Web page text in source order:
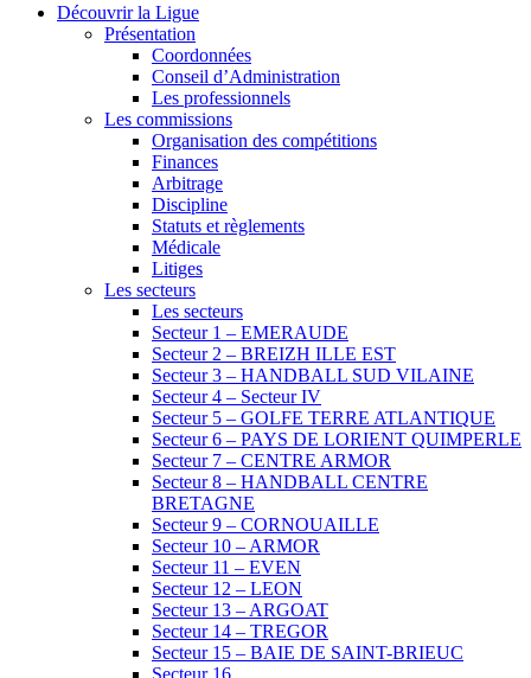
Découvrir la Ligue
Présentation
Coordonnées
Conseil d’Administration
Les professionnels
Les commissions
Organisation des compétitions
Finances
Arbitrage
Discipline
Statuts et règlements
Médicale
Litiges
Les secteurs
Les secteurs
Secteur 1 – EMERAUDE
Secteur 2 – BREIZH ILLE EST
Secteur 3 – HANDBALL SUD VILAINE
Secteur 4 – Secteur IV
Secteur 5 – GOLFE TERRE ATLANTIQUE
Secteur 6 – PAYS DE LORIENT QUIMPERLE
Secteur 7 – CENTRE ARMOR
Secteur 8 – HANDBALL CENTRE
BRETAGNE
Secteur 9 – CORNOUAILLE
Secteur 10 – ARMOR
Secteur 11 – EVEN
Secteur 12 – LEON
Secteur 13 – ARGOAT
Secteur 14 – TREGOR
Secteur 15 – BAIE DE SAINT-BRIEUC
Secteur 16